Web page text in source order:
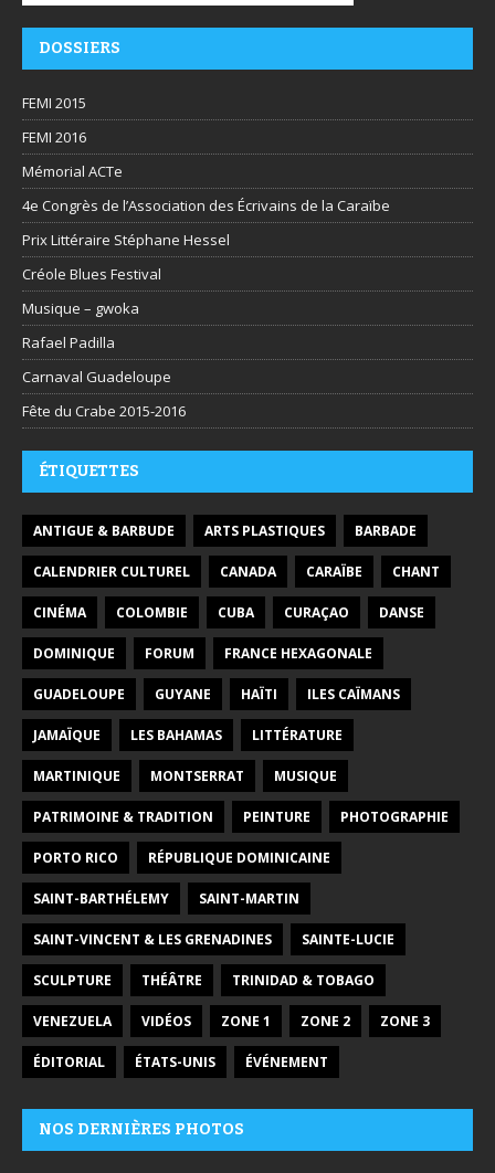
DOSSIERS
FEMI 2015
FEMI 2016
Mémorial ACTe
4e Congrès de l’Association des Écrivains de la Caraïbe
Prix Littéraire Stéphane Hessel
Créole Blues Festival
Musique – gwoka
Rafael Padilla
Carnaval Guadeloupe
Fête du Crabe 2015-2016
ÉTIQUETTES
ANTIGUE & BARBUDE ARTS PLASTIQUES BARBADE
CALENDRIER CULTUREL CANADA CARAÏBE CHANT
CINÉMA COLOMBIE CUBA CURAÇAO DANSE
DOMINIQUE FORUM FRANCE HEXAGONALE
GUADELOUPE GUYANE HAÏTI ILES CAÏMANS
JAMAÏQUE LES BAHAMAS LITTÉRATURE
MARTINIQUE MONTSERRAT MUSIQUE
PATRIMOINE & TRADITION PEINTURE PHOTOGRAPHIE
PORTO RICO RÉPUBLIQUE DOMINICAINE
SAINT-BARTHÉLEMY SAINT-MARTIN
SAINT-VINCENT & LES GRENADINES SAINTE-LUCIE
SCULPTURE THÉÂTRE TRINIDAD & TOBAGO
VENEZUELA VIDÉOS ZONE 1 ZONE 2 ZONE 3
ÉDITORIAL ÉTATS-UNIS ÉVÉNEMENT
NOS DERNIÈRES PHOTOS